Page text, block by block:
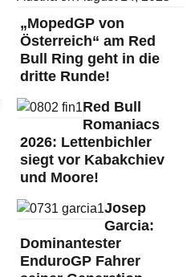
„MopedGP von
Österreich“ am Red
Bull Ring geht in die
dritte Runde!
Red Bull
Romaniacs
2026: Lettenbichler
siegt vor Kabakchiev
und Moore!
Josep
Garcia:
Dominantester
EnduroGP Fahrer